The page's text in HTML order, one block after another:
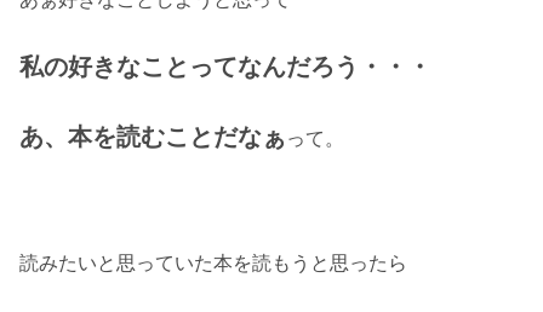
私の好きなことってなんだろう・・・
あ、本を読むことだなぁ って。
読みたいと思っていた本を読もうと思ったら